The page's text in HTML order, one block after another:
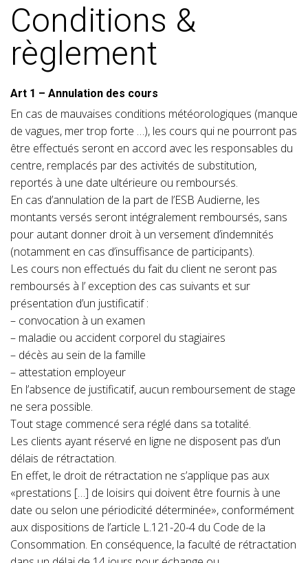
Conditions &
règlement
Art 1 – Annulation des cours
En cas de mauvaises conditions météorologiques (manque
de vagues, mer trop forte …), les cours qui ne pourront pas
être effectués seront en accord avec les responsables du
centre, remplacés par des activités de substitution,
reportés à une date ultérieure ou remboursés.
En cas d’annulation de la part de l’ESB Audierne, les
montants versés seront intégralement remboursés, sans
pour autant donner droit à un versement d’indemnités
(notamment en cas d’insuffisance de participants).
Les cours non effectués du fait du client ne seront pas
remboursés à l’ exception des cas suivants et sur
présentation d’un justificatif :
– convocation à un examen
– maladie ou accident corporel du stagiaires
– décès au sein de la famille
– attestation employeur
En l’absence de justificatif, aucun remboursement de stage
ne sera possible.
Tout stage commencé sera réglé dans sa totalité.
Les clients ayant réservé en ligne ne disposent pas d’un
délais de rétractation.
En effet, le droit de rétractation ne s’applique pas aux
«prestations […] de loisirs qui doivent être fournis à une
date ou selon une périodicité déterminée», conformément
aux dispositions de l’article L.121-20-4 du Code de la
Consommation. En conséquence, la faculté de rétractation